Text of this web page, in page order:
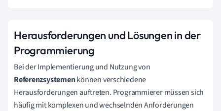
Herausforderungen und Lösungen in der
Programmierung
Bei der Implementierung und Nutzung von
Referenzsystemenkönnen verschiedene
Herausforderungen auftreten. Programmierer müssen sich
häufig mit komplexen und wechselnden Anforderungen